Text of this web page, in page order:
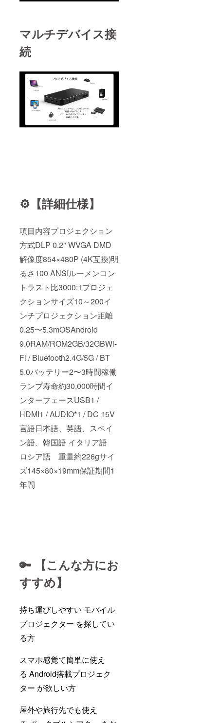
マルチデバイス接
続
⚙️【詳細仕様】
項目内容プロジェクション
方式DLP 0.2" WVGA DMD
解像度854×480P (4K互換)明
るさ100 ANSIルーメンコン
トラスト比3000:1プロジェ
クションサイズ10～200イ
ンチプロジェクション距離
0.25〜5.3mOSAndroid
9.0RAM/ROM2GB/32GBWi-
Fi / Bluetooth2.4G/5G / BT
5.0バッテリー2〜3時間稼働
ランプ寿命約30,000時間イ
ンターフェースUSB1 /
HDMI1 / AUDIO*1 / DC 15V
言語日本語、英語、スペイ
ン語、韓国語 イタリア語
ロシア語 重量約226gサイ
ズ145×80×19mm保証期間1
年間
🔑 【こんな方にお
すすめ】
持ち運びしやすい モバイル
プロジェクター を探してい
る方
スマホ感覚で簡単に使え
る Android搭載プロジェク
ター が欲しい方
屋外や旅行先でも使え